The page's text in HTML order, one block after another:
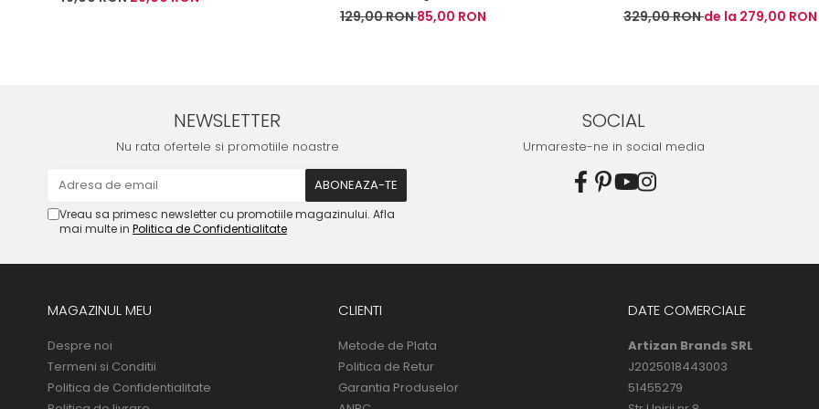
129,00 RON85,00 RON
329,00 RONde la 279,00 RON
NEWSLETTER
Nu rata ofertele si promotiile noastre
Vreau sa primesc newsletter cu promotiile magazinului. Afla
mai multe in Politica de Confidentialitate
SOCIAL
Urmareste-ne in social media
MAGAZINUL MEU
Despre noi
Termeni si Conditii
Politica de Confidentialitate
CLIENTI
Metode de Plata
Politica de Retur
Garantia Produselor
DATE COMERCIALE
Artizan Brands SRL
J2025018443003
51455279